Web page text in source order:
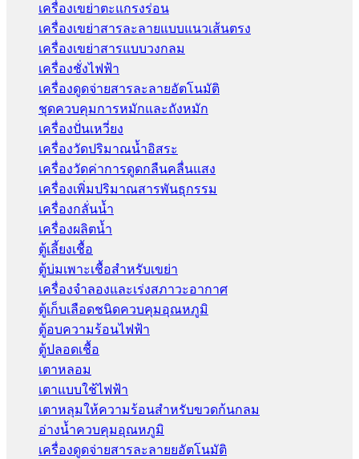
เครื่องเขย่าตะแกรงร่อน
เครื่องเขย่าสารละลายแบบแนวเส้นตรง
เครื่องเขย่าสารแบบวงกลม
เครื่องชั่งไฟฟ้า
เครื่องดูดจ่ายสารละลายอัตโนมัติ
ชุดควบคุมการหมักและถังหมัก
เครื่องปั่นเหวี่ยง
เครื่องวัดปริมาณน้ำอิสระ
เครื่องวัดค่าการดูดกลืนคลื่นแสง
เครื่องเพิ่มปริมาณสารพันธุกรรม
เครื่องกลั่นน้ำ
เครื่องผลิตน้ำ
ตู้เลี้ยงเชื้อ
ตู้บ่มเพาะเชื้อสำหรับเขย่า
เครื่องจำลองและเร่งสภาวะอากาศ
ตู้เก็บเลือดชนิดควบคุมอุณหภูมิ
ตู้อบความร้อนไฟฟ้า
ตู้ปลอดเชื้อ
เตาหลอม
เตาแบบใช้ไฟฟ้า
เตาหลุมให้ความร้อนสำหรับขวดก้นกลม
อ่างน้ำควบคุมอุณหภูมิ
เครื่องดูดจ่ายสารละลายยอัตโนมัติ